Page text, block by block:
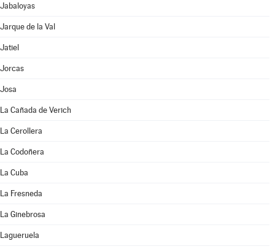
Jabaloyas
Jarque de la Val
Jatiel
Jorcas
Josa
La Cañada de Verich
La Cerollera
La Codoñera
La Cuba
La Fresneda
La Ginebrosa
Lagueruela